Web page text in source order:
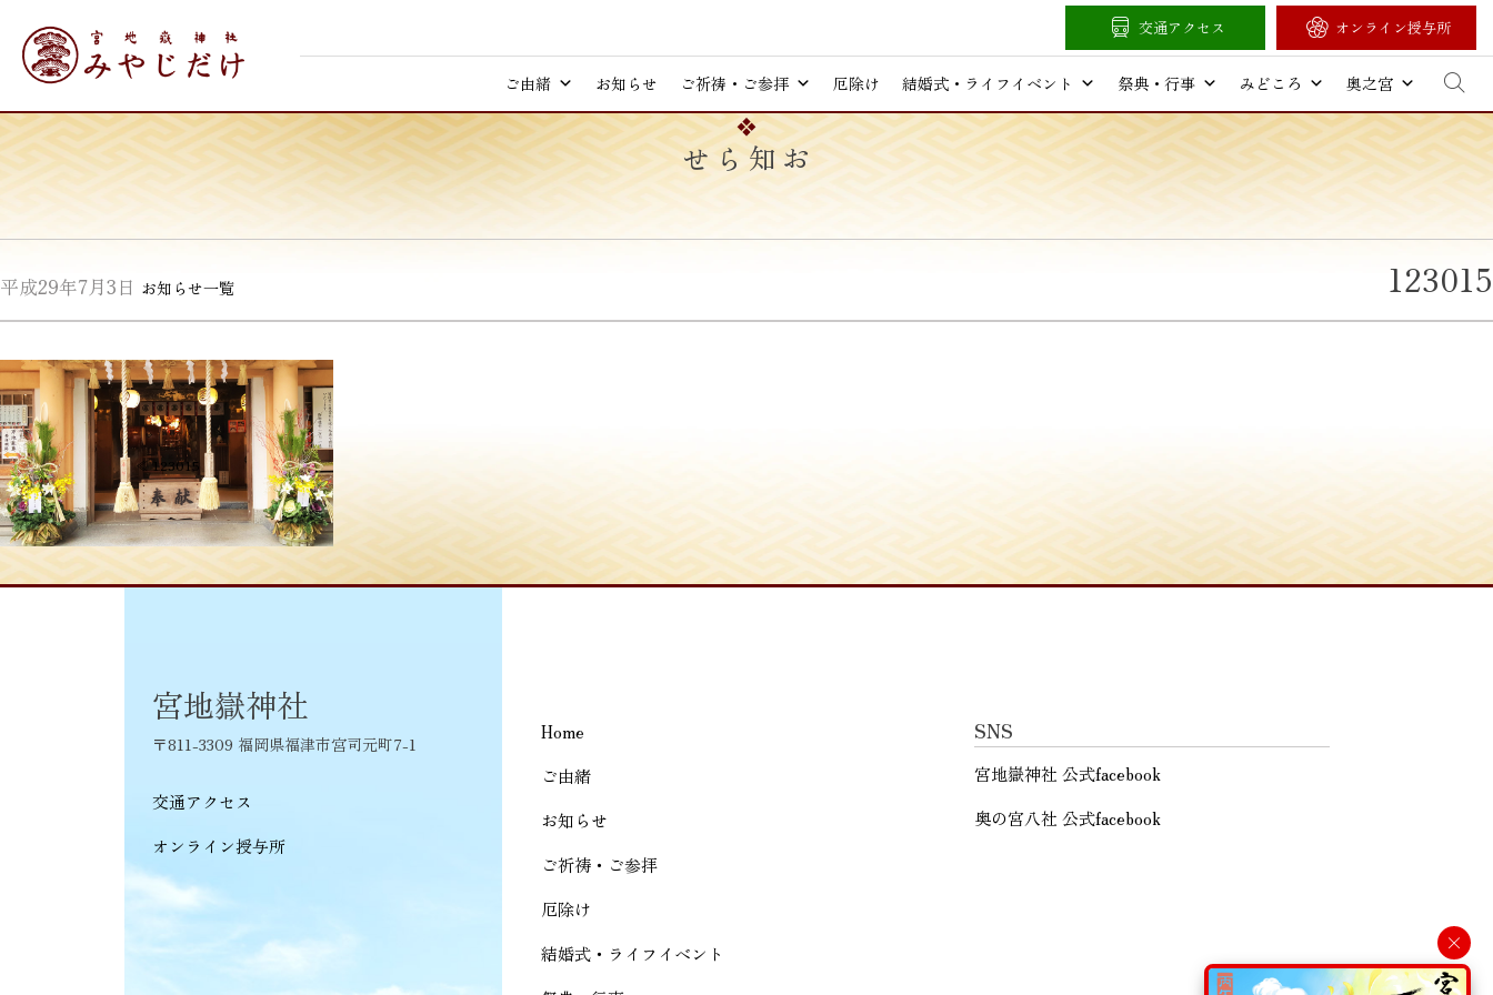
content
ご由緒 お知らせ ご祈祷・ご参拝 厄除け 結婚式・ライフイベント 祭典・行事 みどころ 奥之宮
交通アクセス オンライン授与所
お知らせ
平成29年7月3日 お知らせ一覧 123015
投
稿
ナ
ビ
シ
ョ
ン
≪123015
Home
ご由緒
お知らせ
ご祈祷・ご参拝
厄除け
結婚式・ライフイベント
SNS
宮地嶽神社 公式facebook
奥の宮八社 公式facebook
宮地嶽神社
〒811-3309 福岡県福津市宮司元町7-1
交通アクセス
オンライン授与所
×